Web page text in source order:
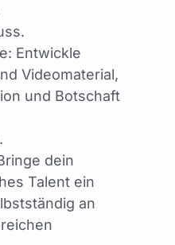
Entwickle
Videomaterial,
und Botschaft
dein
Talent ein
an